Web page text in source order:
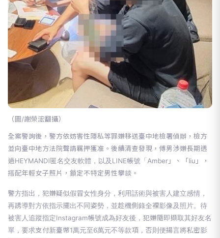
（圖/謝榮浤翻攝）
全案警詢後，警方依妨害性隱私等罪嫌移送臺中地檢署偵辦，檢方
並向臺中地方法院聲請羈押獲准。後續清查發現，傅男涉嫌長期透
過HEYMANDI匿名交友軟體，以及LINE帳號「Amber」、「liu」，
搭配年輕女子照片，鎖定不特定男性攀談。
警方指出，犯嫌疑似假冒女性身分，利用話術與被害人建立感情，
再誘導對方依指示擺出不同姿勢，並趁機側錄全裸影像及照片。待
被害人追蹤指定Instagram帳號成為好友後，犯嫌隨即擷取其好友名
單，要求支付新臺幣1萬元至6萬元不等款項，否則便揚言將私密影